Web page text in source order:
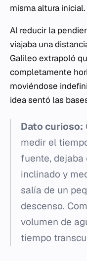
misma altura inicial.
Al reducir la
viajaba una
Galileo extrapoló
completamente
moviéndose
idea sentó las
Dato curioso:
medir el
fuente, dejaba
inclinado y
salía de un
descenso.
volumen de
tiempo